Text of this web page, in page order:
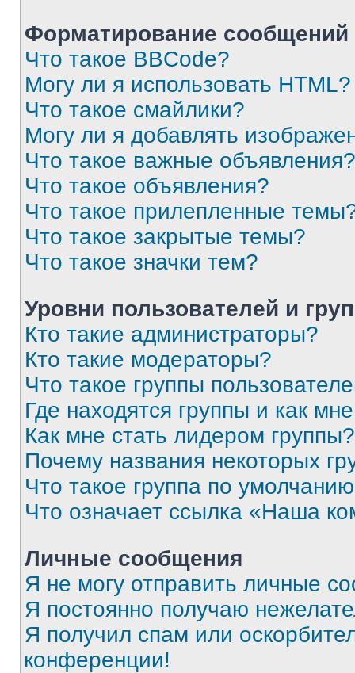
Форматирование
Что такое BBCode?
Могу ли я использовать HTML?
Что такое смайлики?
Могу ли я добавлять
Что такое важные объявления?
Что такое объявления?
Что такое прилепленные
Что такое закрытые темы?
Что такое значки тем?
Уровни пользователей и
Кто такие администраторы?
Кто такие модераторы?
Что такое группы
Где находятся группы и как
Как мне стать лидером группы?
Почему названия некоторых
Что такое группа по
Что означает ссылка «Наша
Личные сообщения
Я не могу отправить личные
Я постоянно получаю
Я получил спам или
конференции!